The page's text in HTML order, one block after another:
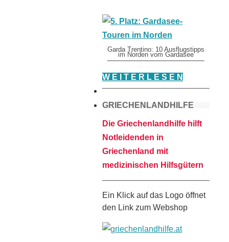
Garda Trentino: 10 Ausflugstipps
im Norden vom Gardasee
W E I T E R L E S E N
GRIECHENLANDHILFE
Die Griechenlandhilfe hilft
Notleidenden in
Griechenland mit
medizinischen Hilfsgütern
Ein Klick auf das Logo öffnet
den Link zum Webshop